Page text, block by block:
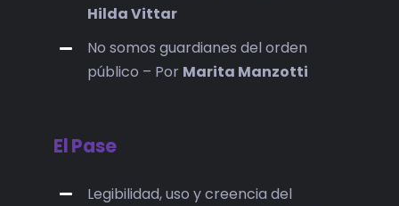
Hilda Vittar
No somos guardianes del orden
público – Por Marita Manzotti
El Pase
Legibilidad, uso y creencia del